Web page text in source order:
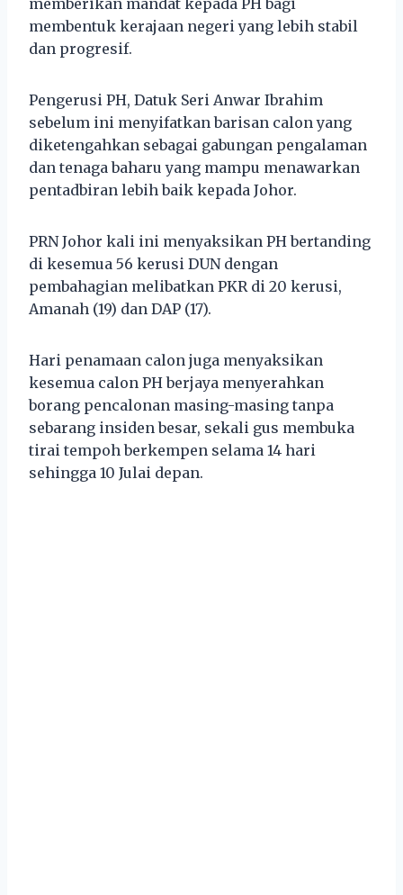
membentuk kerajaan negeri yang lebih stabil
dan progresif.
Pengerusi PH, Datuk Seri Anwar Ibrahim
sebelum ini menyifatkan barisan calon yang
diketengahkan sebagai gabungan pengalaman
dan tenaga baharu yang mampu menawarkan
pentadbiran lebih baik kepada Johor.
PRN Johor kali ini menyaksikan PH bertanding
di kesemua 56 kerusi DUN dengan
pembahagian melibatkan PKR di 20 kerusi,
Amanah (19) dan DAP (17).
Hari penamaan calon juga menyaksikan
kesemua calon PH berjaya menyerahkan
borang pencalonan masing-masing tanpa
sebarang insiden besar, sekali gus membuka
tirai tempoh berkempen selama 14 hari
sehingga 10 Julai depan.